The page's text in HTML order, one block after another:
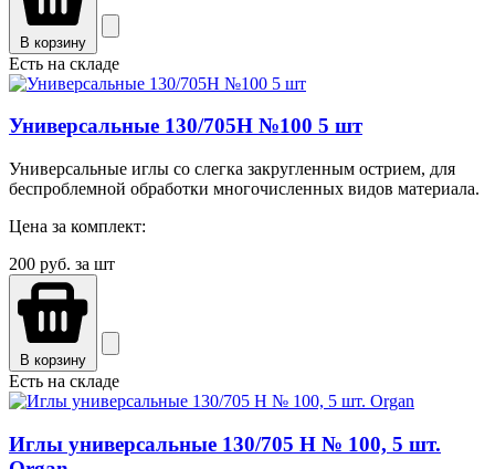
В корзину
Есть на складе
Универсальные 130/705H №100 5 шт
Универсальные иглы со слегка закругленным острием, для
беспроблемной обработки многочисленных видов материала.
Цена за комплект:
200 руб. за шт
В корзину
Есть на складе
Иглы универсальные 130/705 H № 100, 5 шт.